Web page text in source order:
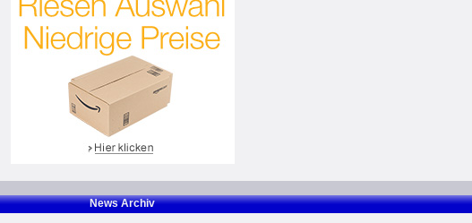
News Archiv